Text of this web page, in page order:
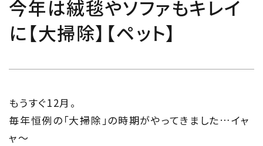
今年は絨毯やソファもキレイ
に【大掃除】【ペット】
もうすぐ12月。
毎年恒例の「大掃除」の時期がやってきました…イャ
ャ～